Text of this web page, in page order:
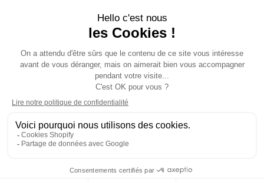
Méthodes
© 2026Le dressing de Paolina